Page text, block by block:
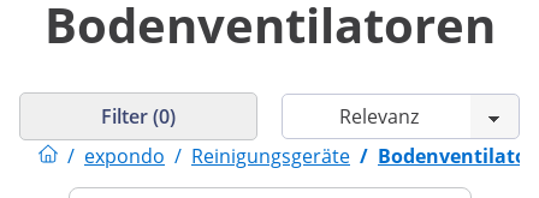
Bodenventilatoren
/ expondo / Reinigungsgeräte /
Filter (0)